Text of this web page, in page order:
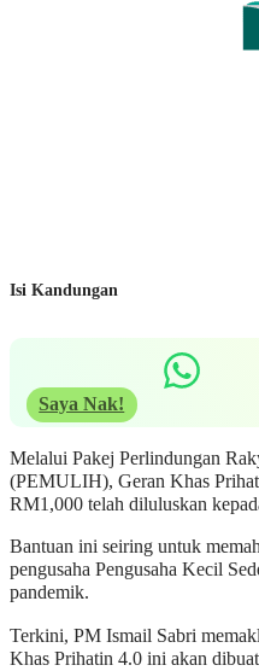
Isi Kandungan
Saya Nak!
Melalui Pakej Perlindungan
(PEMULIH), Geran Khas
RM1,000 telah diluluskan
Bantuan ini seiring untuk
pengusaha Pengusaha Kecil
pandemik.
Terkini, PM Ismail Sabri
Khas Prihatin 4.0 ini akan